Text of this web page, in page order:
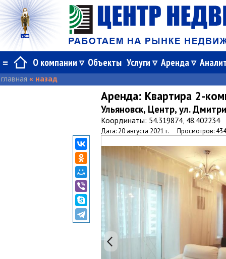
≡ О компании Объекты Услуги Аренда
главная « назад
Аренда: Квартира 2-
Ульяновск, Центр, ул.
Координаты: 54.319874, 48.402234
Дата: 20 августа 2021 г. Просмотров: